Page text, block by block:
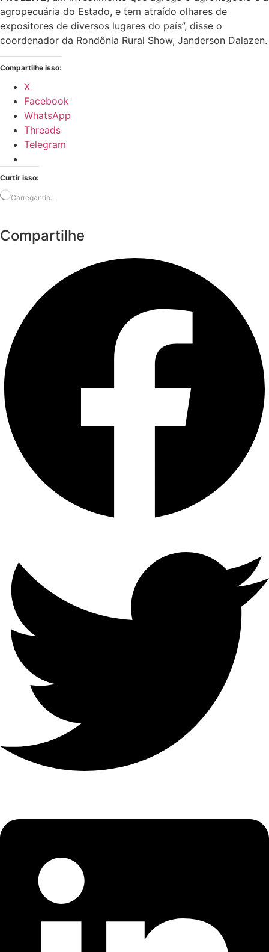
agropecuária do Estado, e tem atraído olhares de
expositores de diversos lugares do país”, disse o
coordenador da Rondônia Rural Show, Janderson Dalazen.
Compartilhe isso:
X
Facebook
WhatsApp
Threads
Telegram
Curtir isso:
Carregando...
Compartilhe